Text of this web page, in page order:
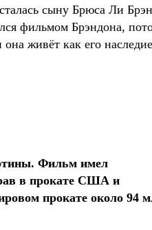
сыну Брюса Ли
фильмом Брэндона,
живёт как его
Фильм имел
в прокате США и
прокате около 94